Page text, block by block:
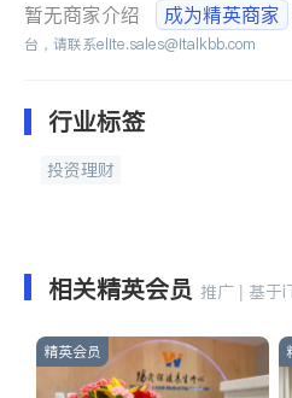
暂无商家介绍 成为精英商家
台，请联系elite.sales@italkbb.com
行业标签
投资理财
相关精英会员 推广 | 基于
精英会员